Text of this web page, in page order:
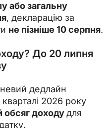
або загальну
, декларацію за
не пізніше 10 серпня.
До 20 липня
дедлайн
кварталі 2026 року
обсяг доходу для